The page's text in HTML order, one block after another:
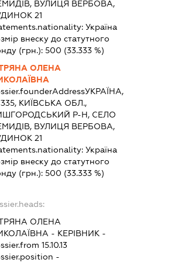
ВУЛИЦЯ ВЕРБОВА,
21
Україна
внеску до статутного
(грн.):500 (33.333 %)
ОЛЕНА
УКРАЇНА,
КИЇВСЬКА ОБЛ.,
Р-Н, СЕЛО
ВУЛИЦЯ ВЕРБОВА,
21
Україна
внеску до статутного
(грн.):500 (33.333 %)
ОЛЕНА
- КЕРІВНИК -
15.10.13
-